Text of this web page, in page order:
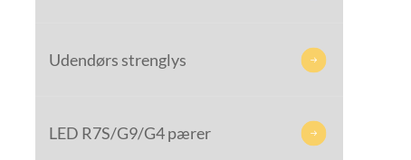
Udendørs strenglys 
LED R7S/G9/G4 pærer 